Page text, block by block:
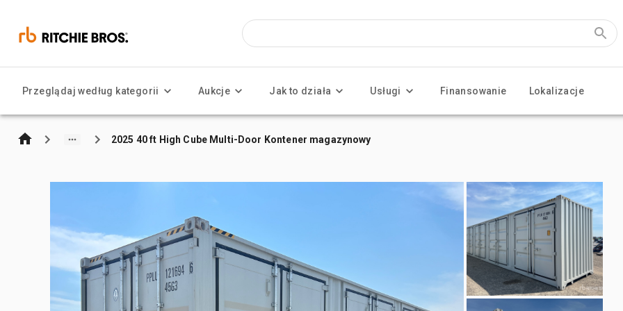
Przeglądaj według kategorii Aukcje Jak to działa Usługi Finansowanie Lokalizacje
2025 40 ft High Cube Multi-Door Kontener magazynowy